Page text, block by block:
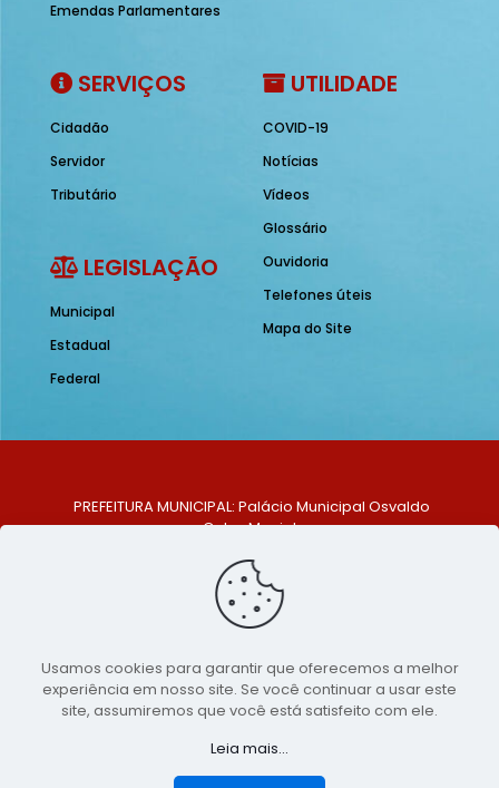
Emendas Parlamentares
SERVIÇOS
Cidadão
Servidor
Tributário
LEGISLAÇÃO
Municipal
Estadual
Federal
UTILIDADE
COVID-19
Notícias
Vídeos
Glossário
Ouvidoria
Telefones úteis
Mapa do Site
PREFEITURA MUNICIPAL: Palácio Municipal Osvaldo
Celso Maciel
Centro, São Bento do Una - PE. CEP: 553370-128
TELEFONE: (81) 99548-1569
E-MAIL: ouvidoria@saobentodouna.pe.gov.br
Copyright 2021-2026 - Assessoria de Comunicação da
Prefeitura de São Bento do Una - PE
publicidadeLumusWeb - Agência Digital
Usamos cookies para garantir que oferecemos a melhor
experiência em nosso site. Se você continuar a usar este
site, assumiremos que você está satisfeito com ele.
Leia mais...